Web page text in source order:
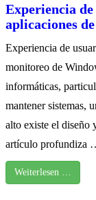
Experiencia
aplicaciones
Experiencia de
monitoreo de
informáticas,
mantener sistemas,
alto existe el diseño
artículo profundiza
Weiterlesen …